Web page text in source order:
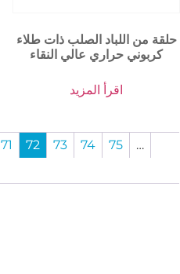
حلقة من اللباد الصلب ذات طلاء
كربوني حراري عالي النقاء
اقرأ المزيد
71 72 73 74 75
…